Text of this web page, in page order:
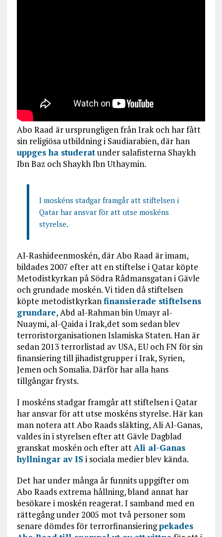
Abo Raad är ursprungligen från Irak och har fått
sin religiösa utbildning i Saudiarabien, där han
uppges ha studeratunder salafisterna Shaykh
Ibn Baz och Shaykh Ibn Uthaymin.
I moskéns stadgar framgår att stiftelsen i
Qatar har ansvar för att utse moskéns
styrelse.
Al-Rashideenmoskén, där Abo Raad är imam,
bildades 2007 efter att en stiftelse i Qatar köpte
Metodistkyrkan på Södra Rådmansgatan i Gävle
och grundade moskén. Vi tiden då stiftelsen
köpte metodistkyrkanfinansierade stiftelsens
grundare, Abd al-Rahman bin Umayr al-
Nuaymi, al-Qaida i Irak,det som sedan blev
terroristorganisationen Islamiska Staten. Han är
sedan 2013 terrorlistad av USA, EU och FN för sin
finansiering till jihadistgrupper i Irak, Syrien,
Jemen och Somalia. Därför har alla hans
tillgångar frysts.
I moskéns stadgar framgår att stiftelsen i Qatar
har ansvar för att utse moskéns styrelse. Här kan
man notera att Abo Raads släkting, Ali Al-Ganas,
valdes in i styrelsen efter att Gävle Dagblad
granskat moskén och efter attAli al-Ganas
hyllningar av IS i sociala medier blev kända.
Det har under många år funnits uppgifter om
Abo Raads extrema hållning, bland annat har
besökare i moskén reagerat. I samband med en
rättegång under 2005 mot två personer som
senare dömdes för terrorfinansieringpekades